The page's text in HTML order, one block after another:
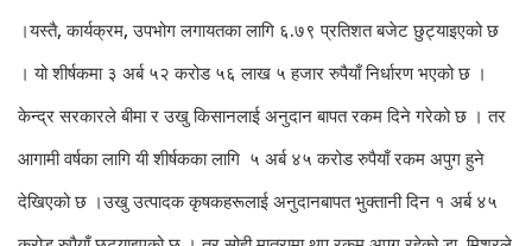
।यस्तै, कार्यक्रम, उपभोग लगायतका लागि ६.७९ प्रतिशत बजेट छुट्याइएको छ
। यो शीर्षकमा ३ अर्ब ५२ करोड ५६ लाख ५ हजार रुपैयाँ निर्धारण भएको छ ।
केन्द्र सरकारले बीमा र उखु किसानलाई अनुदान बापत रकम दिने गरेको छ । तर
आगामी वर्षका लागि यी शीर्षकका लागि ५ अर्ब ४५ करोड रुपैयाँ रकम अपुग हुने
देखिएको छ ।उखु उत्पादक कृषकहरूलाई अनुदानबापत भुक्तानी दिन १ अर्ब ४५